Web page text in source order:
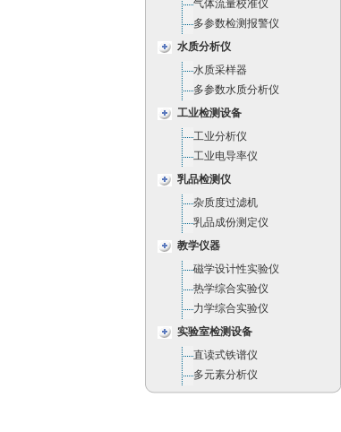
气体流量校准仪
多参数检测报警仪
水质分析仪
水质采样器
多参数水质分析仪
工业检测设备
工业分析仪
工业电导率仪
乳品检测仪
杂质度过滤机
乳品成份测定仪
教学仪器
磁学设计性实验仪
热学综合实验仪
力学综合实验仪
实验室检测设备
直读式铁谱仪
多元素分析仪